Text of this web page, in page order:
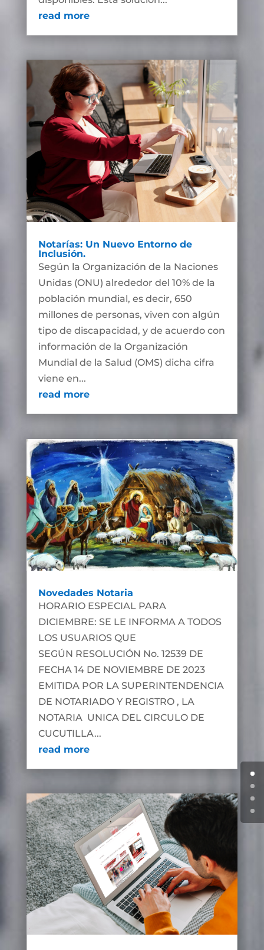
read more
Notarías: Un Nuevo Entorno de
Inclusión.
Según la Organización de la Naciones
Unidas (ONU) alrededor del 10% de la
población mundial, es decir, 650
millones de personas, viven con algún
tipo de discapacidad, y de acuerdo con
información de la Organización
Mundial de la Salud (OMS) dicha cifra
viene en...
read more
Novedades Notaria
HORARIO ESPECIAL PARA
DICIEMBRE: SE LE INFORMA A TODOS
LOS USUARIOS QUE
SEGÚN RESOLUCIÓN No. 12539 DE
FECHA 14 DE NOVIEMBRE DE 2023
EMITIDA POR LA SUPERINTENDENCIA
DE NOTARIADO Y REGISTRO , LA
NOTARIA UNICA DEL CIRCULO DE
CUCUTILLA...
read more